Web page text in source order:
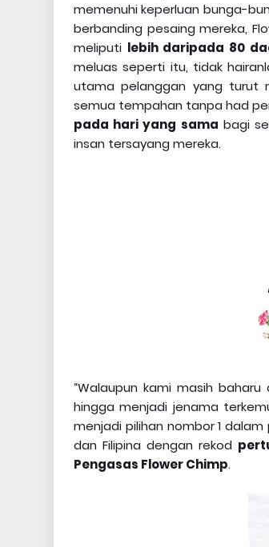
memenuhi keperluan bunga-
berbanding pesaing mereka,
meliputi lebih daripada 80
meluas seperti itu, tidak
utama pelanggan yang turut
semua tempahan tanpa had
pada hari yang sama bagi
insan tersayang mereka.
“Walaupun kami masih
hingga menjadi jenama
menjadi pilihan nombor 1
dan Filipina dengan rekod
Pengasas Flower Chimp.